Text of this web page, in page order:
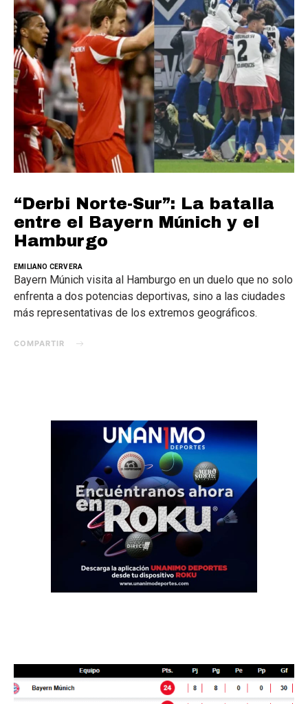
“Derbi Norte-Sur”: La batalla
entre el Bayern Múnich y el
Hamburgo
EMILIANO CERVERA
Bayern Múnich visita al Hamburgo en un duelo que no solo
enfrenta a dos potencias deportivas, sino a las ciudades
más representativas de los extremos geográficos.
COMPARTIR